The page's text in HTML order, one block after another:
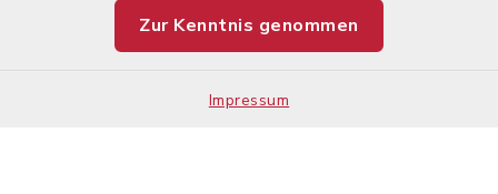
Zur Kenntnis genommen
Impressum
Impressum
Sitemap